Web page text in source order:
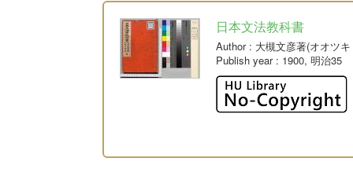
日本文法教科書
Author: 大槻文彦著(オオツ
Publish year: 1900, 明治35